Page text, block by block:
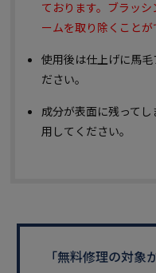
ております。ブラッ
ームを取り除くことが
使用後は仕上げに馬
ださい。
成分が表面に残って
用してください。
「無料修理の対象